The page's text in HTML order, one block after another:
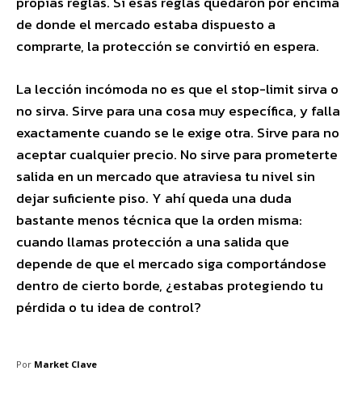
de donde el mercado estaba dispuesto a
comprarte, la protección se convirtió en espera.
La lección incómoda no es que el stop-limit sirva o
no sirva. Sirve para una cosa muy específica, y falla
exactamente cuando se le exige otra. Sirve para no
aceptar cualquier precio. No sirve para prometerte
salida en un mercado que atraviesa tu nivel sin
dejar suficiente piso. Y ahí queda una duda
bastante menos técnica que la orden misma:
cuando llamas protección a una salida que
depende de que el mercado siga comportándose
dentro de cierto borde, ¿estabas protegiendo tu
pérdida o tu idea de control?
Por Market Clave